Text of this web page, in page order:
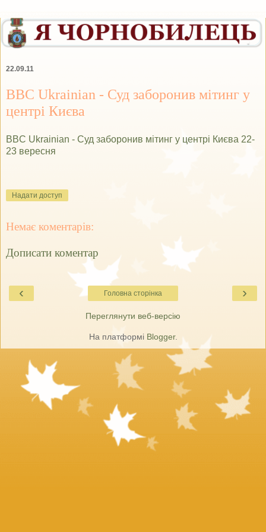
22.09.11
BBC Ukrainian - Суд заборонив мітинг у
центрі Києва
BBC Ukrainian - Суд заборонив мітинг у центрі Києва 22-
23 вересня
Надати доступ
Немає коментарів:
Дописати коментар
‹ ›
Головна сторінка
Переглянути веб-версію
На платформі Blogger.